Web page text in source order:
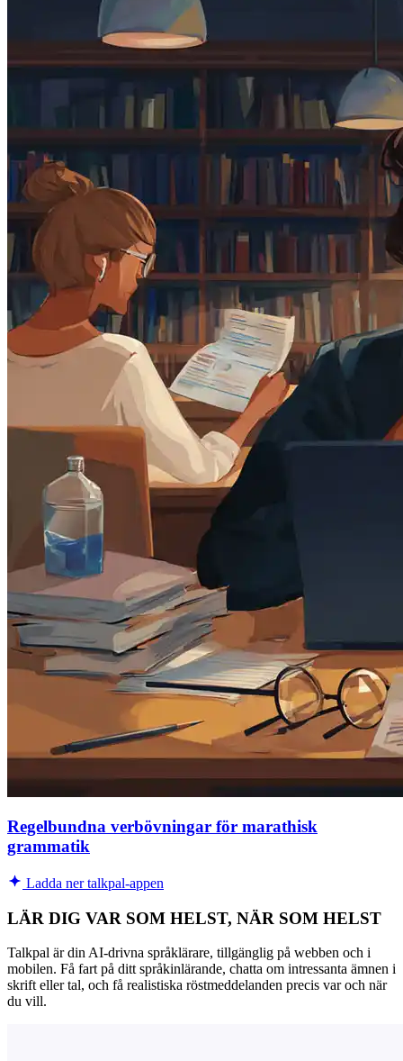
Regelbundna verbövningar för marathisk
grammatik
Ladda ner talkpal-appen
LÄR DIG VAR SOM HELST, NÄR SOM HELST
Talkpal är din AI-drivna språklärare, tillgänglig på webben och i
mobilen. Få fart på ditt språkinlärande, chatta om intressanta ämnen i
skrift eller tal, och få realistiska röstmeddelanden precis var och när
du vill.